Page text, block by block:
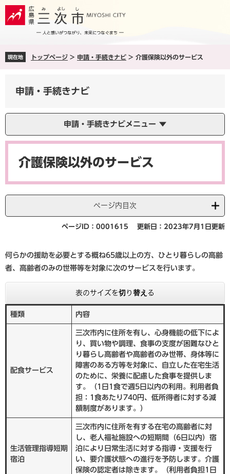
ペ
ジ
メ
ュ
文
現在地 トップページ > 申請・手続きナビ > 介護保険以外のサービス
申請・手続きナビ
申請・手続きナビメニュー
本
介護保険以外のサービス
ページ内目次
ページID：0001615 更新日：2023年7月1日更新
何らかの援助を必要とする概ね65歳以上の方、ひとり暮らしの高齢
者、高齢者のみの世帯等を対象に次のサービスを行います。
表のサイズを切り替える
種類 内容
配食サービス
三次市内に住所を有し、心身機能の低下によ
り、買い物や調理、食事の支度が困難なひと
り暮らし高齢者や高齢者のみ世帯、身体等に
障害のある方等を対象に、自立した在宅生活
のために、栄養に配慮した食事を提供しま
す。（1日1食で週5日以内の利用。利用者負
担：1食あたり740円、低所得者に対する減
額制度があります。）
生活管理指導短期
宿泊
三次市内に住所を有する在宅の高齢者に対
し、老人福祉施設への短期間（6日以内）宿
泊により日常生活に対する指導・支援を行
い、要介護状態への進行を予防します。介護
保険の認定者は除きます。（利用者負担1日